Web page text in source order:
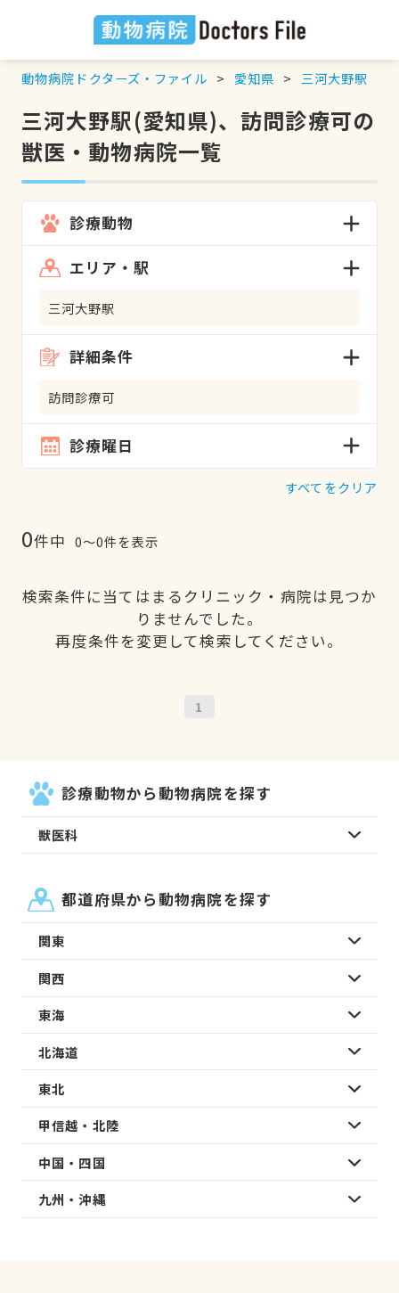
動物病院ドクターズ・ファイル 愛知県 三河大野駅
三河大野駅(愛知県)、訪問診療可の
獣医・動物病院一覧
診療動物
エリア・駅
三河大野駅
詳細条件
訪問診療可
診療曜日
すべてをクリア
0件中 0〜0件を表示
検索条件に当てはまるクリニック・病院は見つか
りませんでした。
再度条件を変更して検索してください。
1
診療動物から動物病院を探す
獣医科
都道府県から動物病院を探す
関東
関西
東海
北海道
東北
甲信越・北陸
中国・四国
九州・沖縄